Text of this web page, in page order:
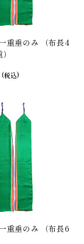
重垂のみ （布長4
(税込)
重垂のみ （布長6